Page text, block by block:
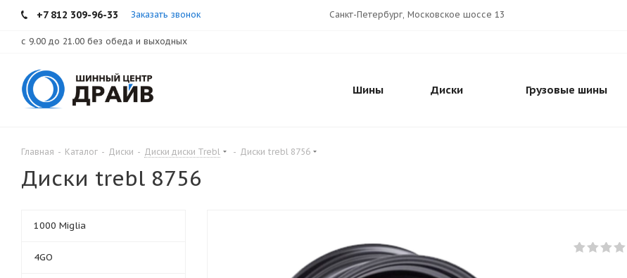
+7 812 309-96-33 Заказать звонок Санкт-Петербург, Московское шоссе 13
с 9.00 до 21.00 без обеда и выходных
Шины Диски Грузовые шины
Главная - Каталог - Диски - Диски диски Trebl - Диски trebl 8756
Диски trebl 8756
1000 Miglia
4GO